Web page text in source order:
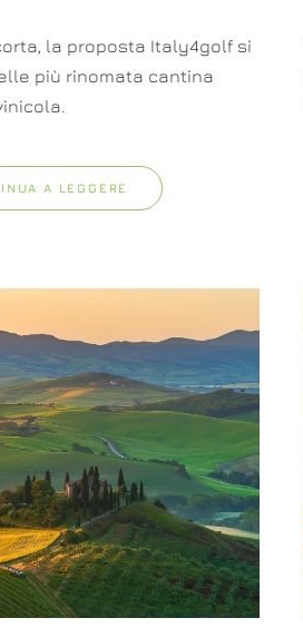
la proposta Italy4golf si
più rinomata cantina
A LEGGERE